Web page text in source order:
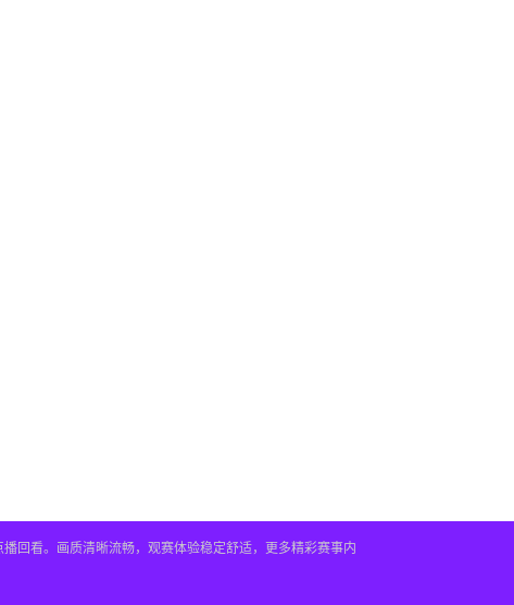
回看。画质清晰流畅，观赛体验稳定舒适，更多精彩赛事内